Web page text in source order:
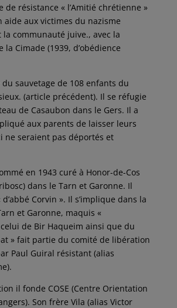
de résistance « l’Amitié chrétienne »
aide aux victimes du nazisme
communauté juive., avec la
Cimade (1939, d’obédience
du sauvetage de 108 enfants du
(article précédent). Il se réfugie
de Casaubon dans le Gers. Il a
aux parents de laisser leurs
ne seraient pas déportés et
en 1943 curé à Honor-de-Cos
dans le Tarn et Garonne. Il
Corvin ». Il s’implique dans la
et Garonne, maquis «
de Bir Haqueim ainsi que du
» fait partie du comité de libération
Paul Guiral résistant (alias
il fonde COSE (Centre Orientation
Son frère Vila (alias Victor